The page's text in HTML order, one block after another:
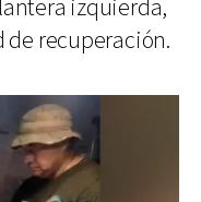
izquierda,
recuperación.